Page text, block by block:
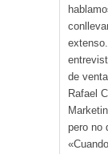
de
Rafael
pero no